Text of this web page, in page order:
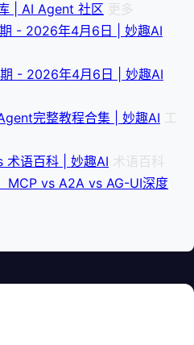
| AI Agent 社区 更多
- 2026年4月6日 | 妙趣AI
- 2026年4月6日 | 妙趣AI
完整教程合集 | 妙趣AI 工
语百科 | 妙趣AI 术语百科
MCP vs A2A vs AG-UI深度